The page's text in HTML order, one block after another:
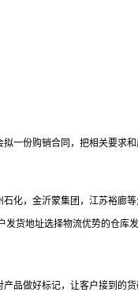
一份购销合同，把相关要求
化，金沂蒙集团，江苏裕
地址选择物流优势的仓库发
品做好标记，让客户接到的